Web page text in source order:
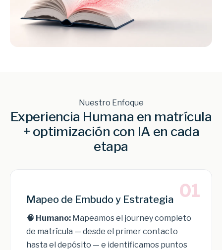
Nuestro Enfoque
Experiencia Humana en matrícula
+ optimización con IA en cada
etapa
01
Mapeo de Embudo y Estrategia
🧠 Humano: Mapeamos el journey completo
de matrícula — desde el primer contacto
hasta el depósito — e identificamos puntos